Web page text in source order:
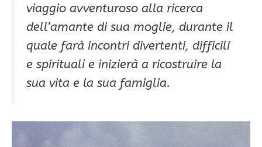
viaggio avventuroso alla ricerca
dell’amante di sua moglie, durante il
quale farà incontri divertenti, difficili
e spirituali e inizierà a ricostruire la
sua vita e la sua famiglia.